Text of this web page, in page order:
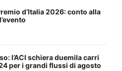
d’Italia 2026: conto alla
l’ACI schiera duemila carri
per i grandi flussi di agosto